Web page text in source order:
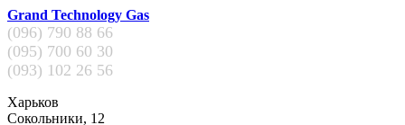
Grand Technology Gas
(096) 790 88 66
(095) 700 60 30
(093) 102 26 56
Харьков
Сокольники, 12